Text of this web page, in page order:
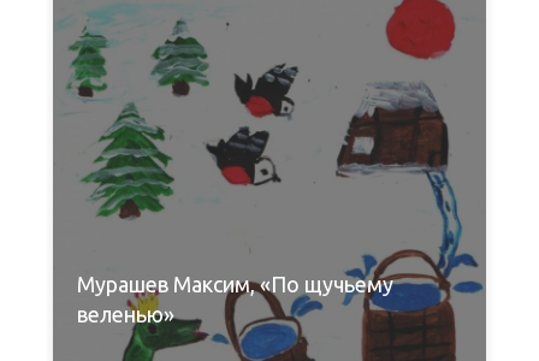
Мурашев Максим, «По щучьему
веленью»